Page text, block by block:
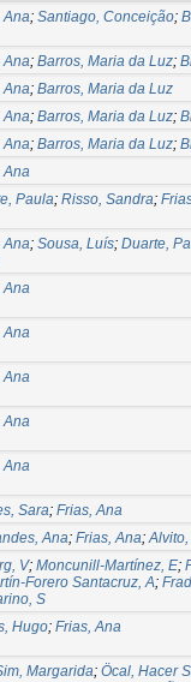
Ana; Santiago, Conceição;
Ana; Barros, Maria da Luz;
Ana; Barros, Maria da Luz
Ana; Barros, Maria da Luz;
Ana; Barros, Maria da Luz;
Ana
Paula; Risso, Sandra;
Ana; Sousa, Luís; Duarte,
Ana
Ana
Ana
Ana
Ana
Sara; Frias, Ana
Ana; Frias, Ana;
V; Moncunill-Martínez, E;
Forero Santacruz, A;
S
Hugo; Frias, Ana
Margarida; Öcal, Hacer